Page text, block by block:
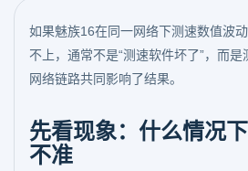
如果魅族16在同一网络下测速数值波
不上，通常不是“测速软件坏了”，而
网络链路共同影响了结果。
先看现象：什么情况
不准